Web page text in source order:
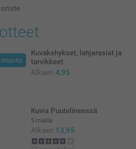
Kuvakehykset, lahjarasiat ja
tarvikkeet
Alkaen 4,95
Kuvia Puutelineessä
5 mallia
Alkaen 13,95